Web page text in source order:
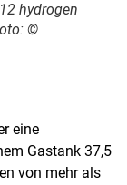
hydrogen
©
eine
Gastank 37,5
von mehr als